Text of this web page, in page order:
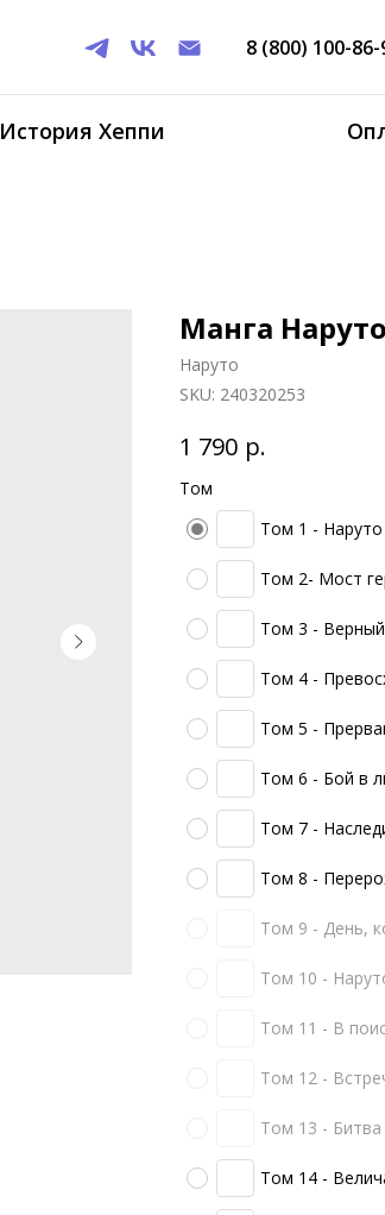
8 (800) 100-86-
История Хеппи
Манга Наруто
Наруто
SKU: 240320253
1 790 р.
Том
Том 1 - Наруто
Том 2- Мост
Том 3 -
Том 4 -
Том 5 -
Том 6 - Бой в
Том 7 -
Том 8 -
Том 9 - День,
Том 10 -
Том 11 - В
Том 12 -
Том 13 -
Том 14 -